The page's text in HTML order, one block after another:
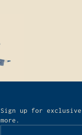
Sign up for
more.